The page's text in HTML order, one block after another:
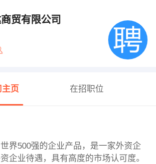
贸有限公司
页 在招职位
界500强的企业产品，是一家外资企
企业待遇，具有高度的市场认可度。